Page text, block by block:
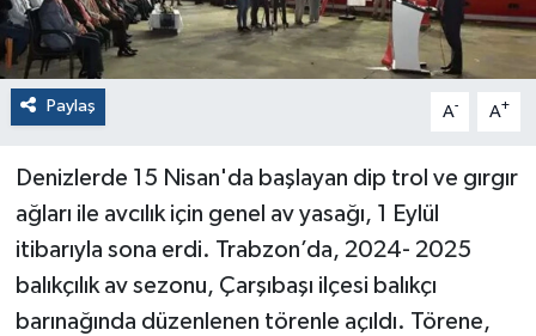
Paylaş A- A+
Denizlerde 15 Nisan'da başlayan dip trol ve gırgır
ağları ile avcılık için genel av yasağı, 1 Eylül
itibarıyla sona erdi. Trabzon’da, 2024- 2025
balıkçılık av sezonu, Çarşıbaşı ilçesi balıkçı
barınağında düzenlenen törenle açıldı. Törene,